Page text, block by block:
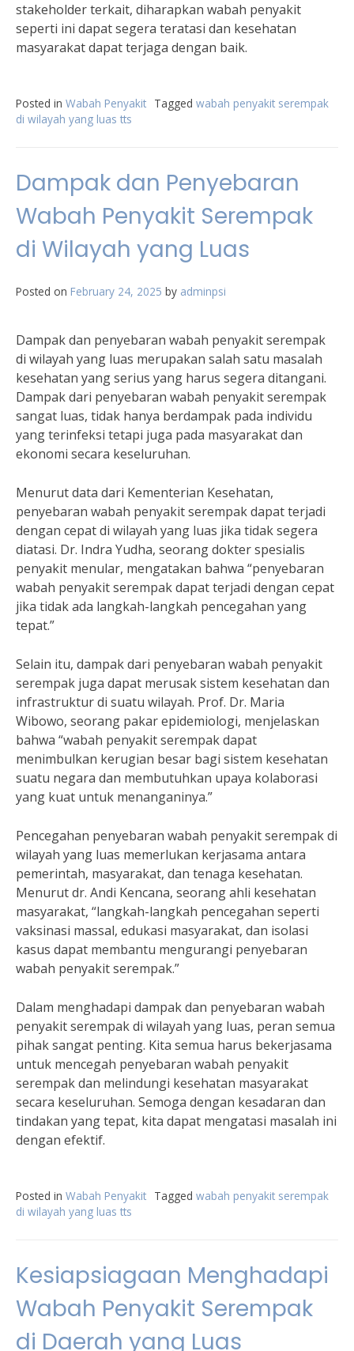
stakeholder terkait, diharapkan wabah penyakit
seperti ini dapat segera teratasi dan kesehatan
masyarakat dapat terjaga dengan baik.
Posted in Wabah Penyakit Tagged wabah penyakit serempak
di wilayah yang luas tts
Dampak dan Penyebaran
Wabah Penyakit Serempak
di Wilayah yang Luas
Posted on February 24, 2025 by adminpsi
Dampak dan penyebaran wabah penyakit serempak
di wilayah yang luas merupakan salah satu masalah
kesehatan yang serius yang harus segera ditangani.
Dampak dari penyebaran wabah penyakit serempak
sangat luas, tidak hanya berdampak pada individu
yang terinfeksi tetapi juga pada masyarakat dan
ekonomi secara keseluruhan.
Menurut data dari Kementerian Kesehatan,
penyebaran wabah penyakit serempak dapat terjadi
dengan cepat di wilayah yang luas jika tidak segera
diatasi. Dr. Indra Yudha, seorang dokter spesialis
penyakit menular, mengatakan bahwa “penyebaran
wabah penyakit serempak dapat terjadi dengan cepat
jika tidak ada langkah-langkah pencegahan yang
tepat.”
Selain itu, dampak dari penyebaran wabah penyakit
serempak juga dapat merusak sistem kesehatan dan
infrastruktur di suatu wilayah. Prof. Dr. Maria
Wibowo, seorang pakar epidemiologi, menjelaskan
bahwa “wabah penyakit serempak dapat
menimbulkan kerugian besar bagi sistem kesehatan
suatu negara dan membutuhkan upaya kolaborasi
yang kuat untuk menanganinya.”
Pencegahan penyebaran wabah penyakit serempak di
wilayah yang luas memerlukan kerjasama antara
pemerintah, masyarakat, dan tenaga kesehatan.
Menurut dr. Andi Kencana, seorang ahli kesehatan
masyarakat, “langkah-langkah pencegahan seperti
vaksinasi massal, edukasi masyarakat, dan isolasi
kasus dapat membantu mengurangi penyebaran
wabah penyakit serempak.”
Dalam menghadapi dampak dan penyebaran wabah
penyakit serempak di wilayah yang luas, peran semua
pihak sangat penting. Kita semua harus bekerjasama
untuk mencegah penyebaran wabah penyakit
serempak dan melindungi kesehatan masyarakat
secara keseluruhan. Semoga dengan kesadaran dan
tindakan yang tepat, kita dapat mengatasi masalah ini
dengan efektif.
Posted in Wabah Penyakit Tagged wabah penyakit serempak
di wilayah yang luas tts
Kesiapsiagaan Menghadapi
Wabah Penyakit Serempak
di Daerah yang Luas